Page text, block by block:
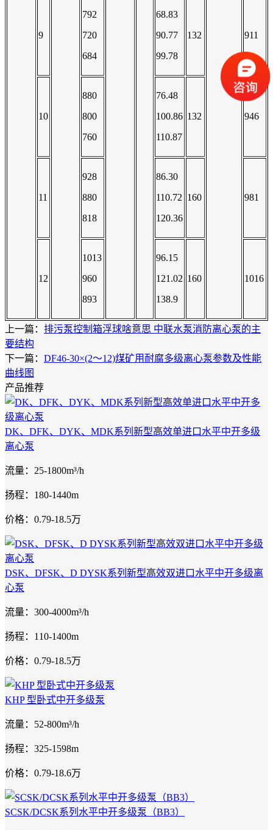
9
792
720
684
68.83
90.77
99.78
132 911
10
880
800
760
76.48
100.86
110.87
132 946
11
928
880
818
86.30
110.72
120.36
160 981
12
1013
960
893
96.15
121.02
138.9
160 1016
上一篇： 排污泵控制箱浮球啥意思 中联水泵消防离心泵的主
要结构
下一篇： DF46-30×(2～12)煤矿用耐腐多级离心泵参数及性能
曲线图
产品推荐
DK、DFK、DYK、MDK系列新型高效单进口水平中开多级
离心泵
流量：25-1800m³/h
扬程：180-1440m
价格：0.79-18.5万
DSK、DFSK、D DYSK系列新型高效双进口水平中开多级离
心泵
流量：300-4000m³/h
扬程：110-1400m
价格：0.79-18.5万
KHP 型卧式中开多级泵
流量：52-800m³/h
扬程：325-1598m
价格：0.79-18.6万
SCSK/DCSK系列水平中开多级泵（BB3）